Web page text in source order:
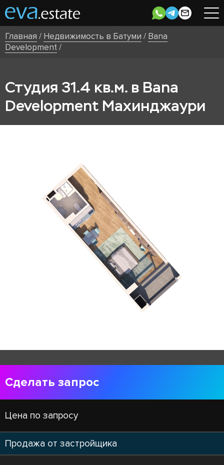
Главная / Недвижимость в Батуми / Bana
Development/
Студия 31.4 кв.м. в Bana
Development Махинджаури
Сделать запрос
Цена по запросу
Продажа от застройщика